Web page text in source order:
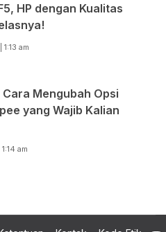
HP dengan Kualitas
am
Mengubah Opsi
yang Wajib Kalian
am